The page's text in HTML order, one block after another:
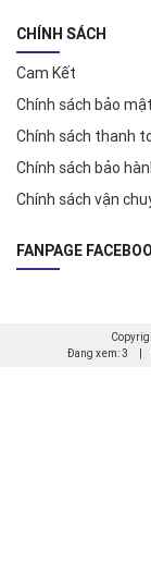
CHÍNH SÁCH
Cam Kết
Chính sách bảo mật
Chính sách thanh
Chính sách bảo
Chính sách vận
FANPAGE
Đang xem: 3